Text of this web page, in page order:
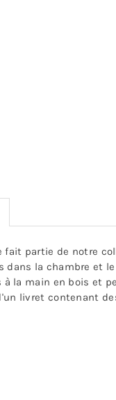
fait partie de notre
dans la chambre et le
la main en bois et
livret contenant